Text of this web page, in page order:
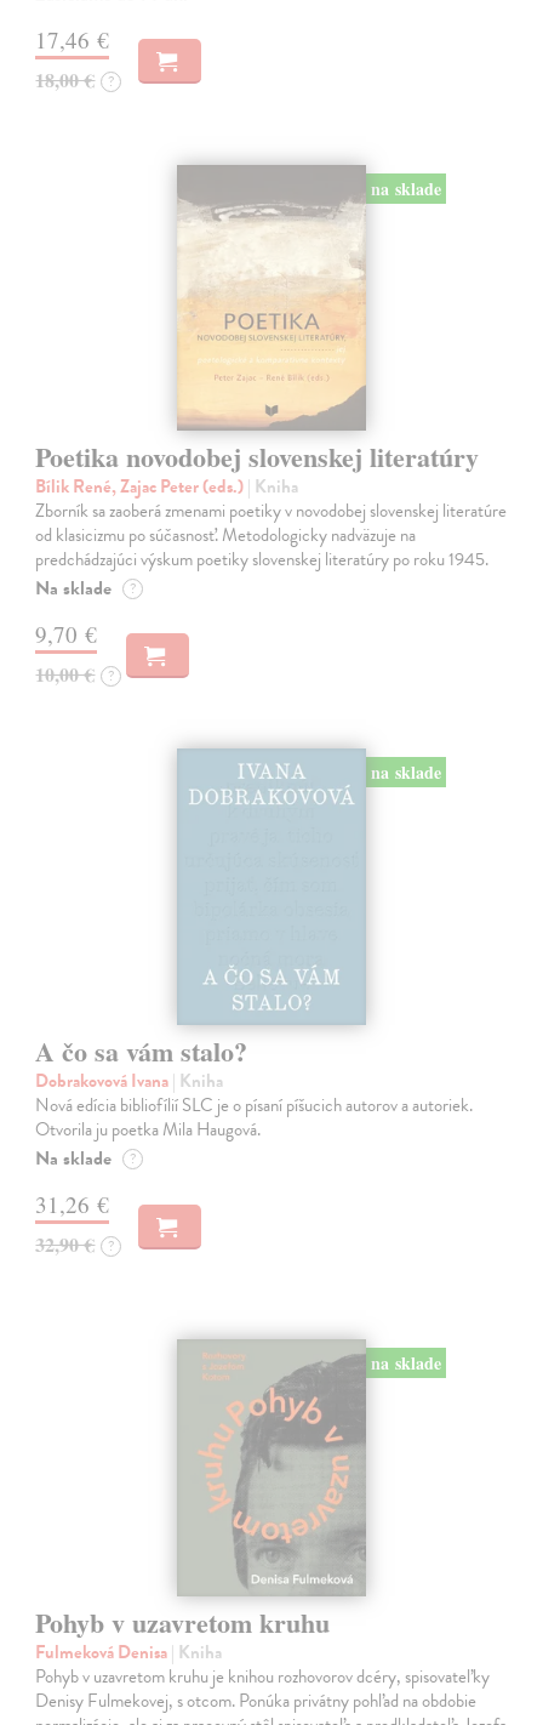
17,46 €
18,00 € ?
na sklade
Poetika novodobej slovenskej literatúry
Bílik René, Zajac Peter (eds.)| Kniha
Zborník sa zaoberá zmenami poetiky v novodobej slovenskej literatúre
od klasicizmu po súčasnosť. Metodologicky nadväzuje na
predchádzajúci výskum poetiky slovenskej literatúry po roku 1945.
Na sklade ?
9,70 €
10,00 € ?
na sklade
A čo sa vám stalo?
Dobrakovová Ivana| Kniha
Nová edícia bibliofílií SLC je o písaní píšucich autorov a autoriek.
Otvorila ju poetka Mila Haugová.
Na sklade ?
31,26 €
32,90 € ?
na sklade
Pohyb v uzavretom kruhu
Fulmeková Denisa| Kniha
Pohyb v uzavretom kruhu je knihou rozhovorov dcéry, spisovateľky
Denisy Fulmekovej, s otcom. Ponúka privátny pohľad na obdobie